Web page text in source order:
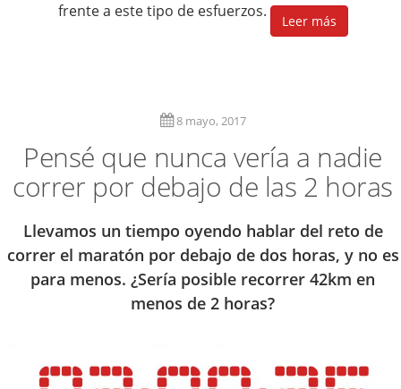
frente a este tipo de esfuerzos.
Leer más
8 mayo, 2017
Pensé que nunca vería a nadie
correr por debajo de las 2 horas
Llevamos un tiempo oyendo hablar del reto de
correr el maratón por debajo de dos horas, y no es
para menos. ¿Sería posible recorrer 42km en
menos de 2 horas?